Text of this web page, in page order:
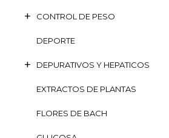
CONTROL DE PESO
DEPORTE
DEPURATIVOS Y HEPATICOS
EXTRACTOS DE PLANTAS
FLORES DE BACH